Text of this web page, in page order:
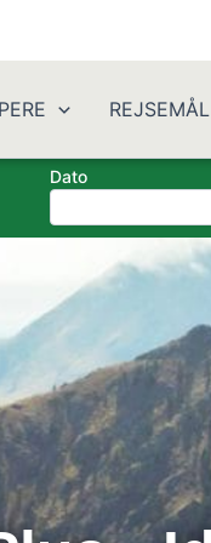
REJSEMÅL
Dato